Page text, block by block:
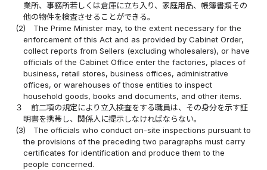
業所、事務所若しくは倉庫に立ち入り、家庭用品、帳簿書類その
他の物件を検査させることができる。
(2)
The Prime Minister may, to the extent necessary for the
enforcement of this Act and as provided by Cabinet Order,
collect reports from Sellers (excluding wholesalers), or have
officials of the Cabinet Office enter the factories, places of
business, retail stores, business offices, administrative
offices, or warehouses of those entities to inspect
household goods, books and documents, and other items.
３
前二項の規定により立入検査をする職員は、その身分を示す証
明書を携帯し、関係人に提示しなければならない。
(3)
The officials who conduct on-site inspections pursuant to
the provisions of the preceding two paragraphs must carry
certificates for identification and produce them to the
people concerned.